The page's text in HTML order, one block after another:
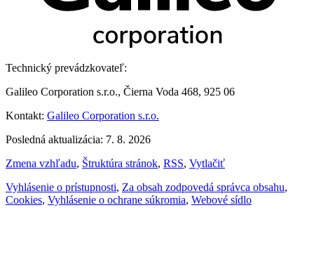
Technický prevádzkovateľ:
Galileo Corporation s.r.o., Čierna Voda 468, 925 06
Kontakt: Galileo Corporation s.r.o.
Posledná aktualizácia: 7. 8. 2026
Zmena vzhľadu, Štruktúra stránok, RSS, Vytlačiť
Vyhlásenie o prístupnosti, Za obsah zodpovedá správca obsahu,
Cookies, Vyhlásenie o ochrane súkromia, Webové sídlo